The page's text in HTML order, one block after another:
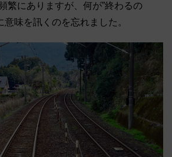
繁にありますが、何が”終わるの
意味を訊くのを忘れました。